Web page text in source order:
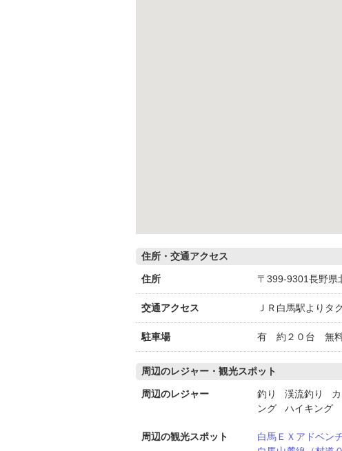
住所・交通アクセス
住所 〒399-9301長野県
交通アクセス ＪＲ白馬駅よりタ
駐車場 有 約２０台 無
周辺のレジャー・観光スポット
周辺のレジャー
釣り 渓流釣り
ング ハイキング
周辺の観光スポット 白馬ＥＸアドベン